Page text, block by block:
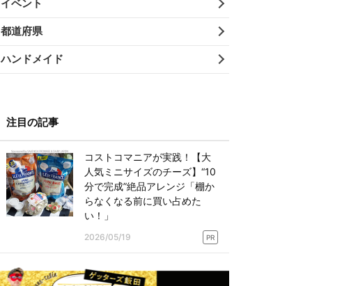
イベント
都道府県
ハンドメイド
注目の記事
コストコマニアが実践！【大
人気ミニサイズのチーズ】“10
分で完成”絶品アレンジ「棚か
らなくなる前に買い占めた
い！」
2026/05/19 PR